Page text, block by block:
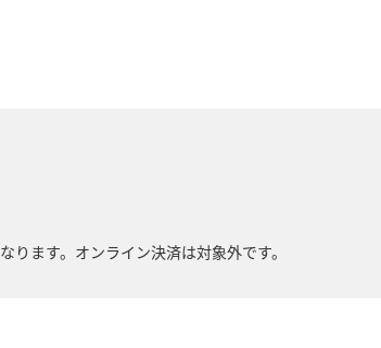
ます。オンライン決済は対象外です。